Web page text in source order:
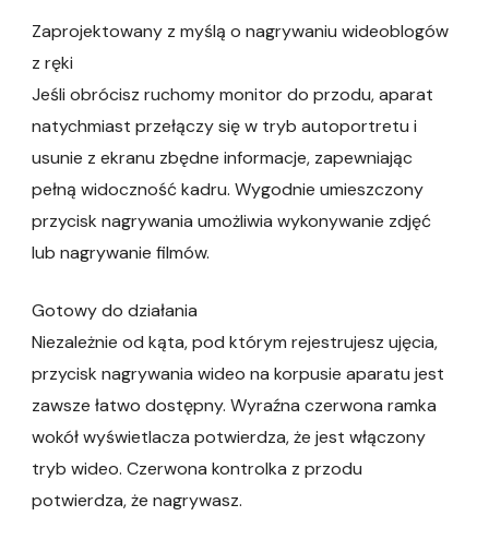
Zaprojektowany z myślą o nagrywaniu wideoblogów
z ręki
Jeśli obrócisz ruchomy monitor do przodu, aparat
natychmiast przełączy się w tryb autoportretu i
usunie z ekranu zbędne informacje, zapewniając
pełną widoczność kadru. Wygodnie umieszczony
przycisk nagrywania umożliwia wykonywanie zdjęć
lub nagrywanie filmów.
Gotowy do działania
Niezależnie od kąta, pod którym rejestrujesz ujęcia,
przycisk nagrywania wideo na korpusie aparatu jest
zawsze łatwo dostępny. Wyraźna czerwona ramka
wokół wyświetlacza potwierdza, że jest włączony
tryb wideo. Czerwona kontrolka z przodu
potwierdza, że nagrywasz.